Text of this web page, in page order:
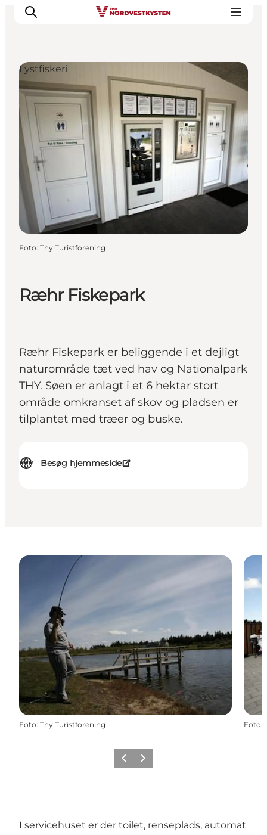
Feriesteder
Inspiration
Handicapvenlig ferie
Events
Overnatning
Planlæg din ferie
Ræhr Fiskepark
Ræhr Fiskepark er beliggende i et dejligt
naturområde tæt ved hav og Nationalpark
THY. Søen er anlagt i et 6 hektar stort
område omkranset af skov og pladsen er
tilplantet med træer og buske.
Besøg hjemmeside
Lystfiskeri
Foto: Thy Turistforening
Foto: Thy Turistforening Foto:
ForrigeNæste
I servicehuset er der toilet, renseplads, automat